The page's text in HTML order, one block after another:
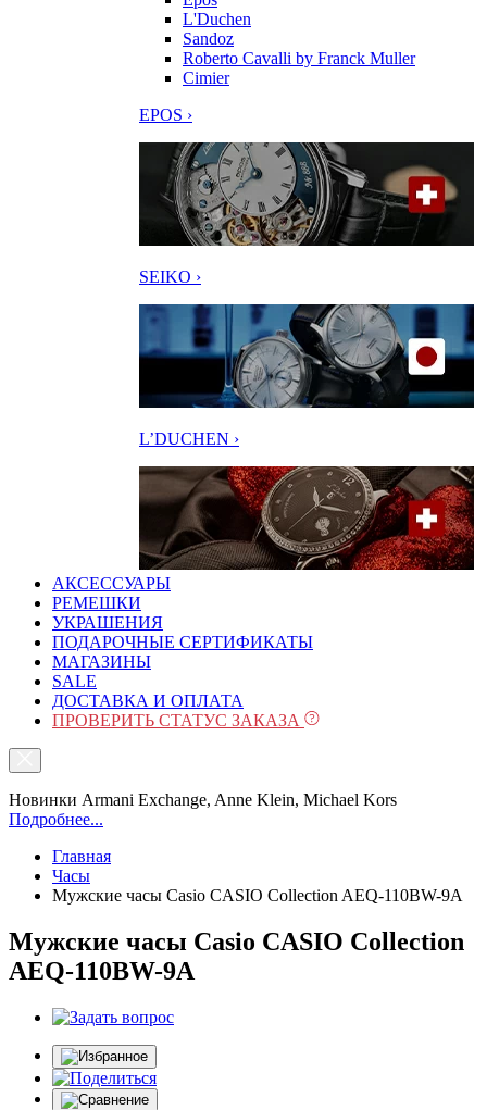
L'Duchen
Sandoz
Roberto Cavalli by Franck Muller
Cimier
EPOS ›
SEIKO ›
L’DUCHEN ›
АКСЕССУАРЫ
РЕМЕШКИ
УКРАШЕНИЯ
ПОДАРОЧНЫЕ СЕРТИФИКАТЫ
МАГАЗИНЫ
SALE
ДОСТАВКА И ОПЛАТА
ПРОВЕРИТЬ СТАТУС ЗАКАЗА
Новинки Armani Exchange, Anne Klein, Michael Kors
Подробнее...
Главная
Часы
Мужские часы Casio CASIO Collection AEQ-110BW-9A
Мужские часы Casio CASIO Collection
AEQ-110BW-9A